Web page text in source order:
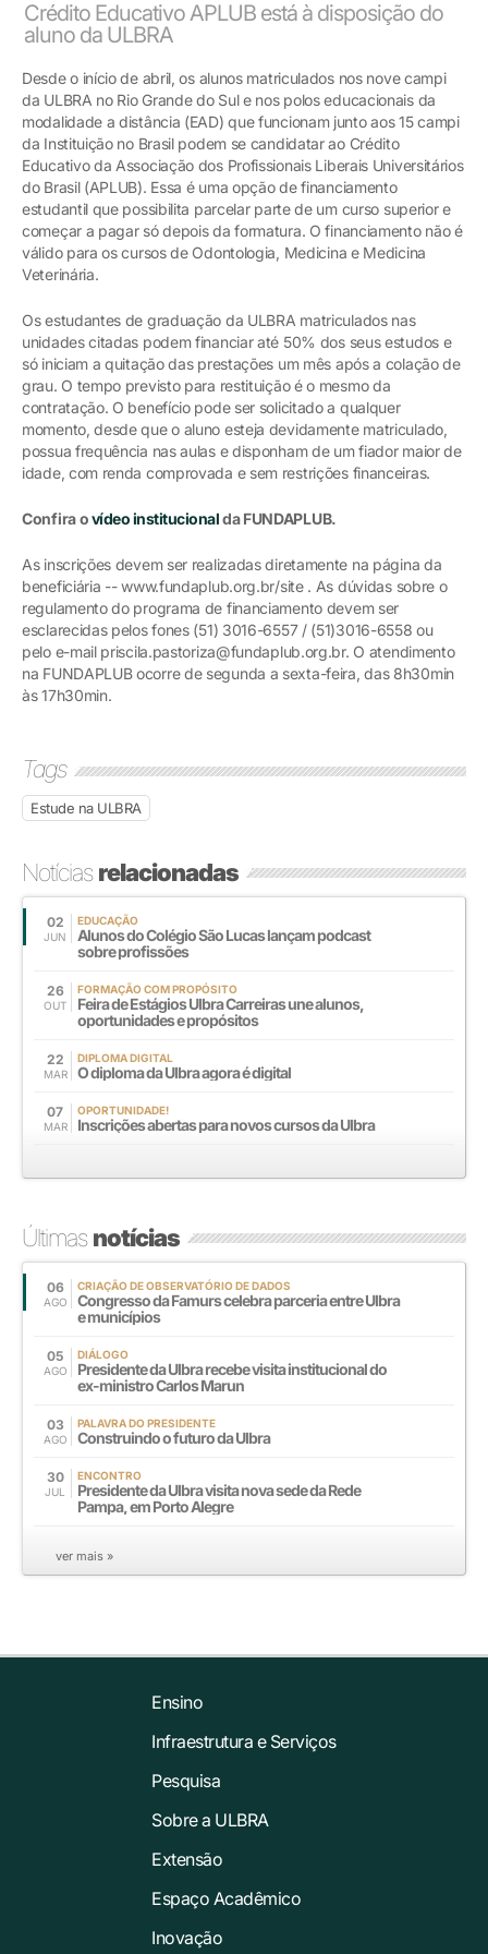
Crédito Educativo APLUB está à disposição do
aluno da ULBRA
Desde o início de abril, os alunos matriculados nos nove campi
da ULBRA no Rio Grande do Sul e nos polos educacionais da
modalidade a distância (EAD) que funcionam junto aos 15 campi
da Instituição no Brasil podem se candidatar ao Crédito
Educativo da Associação dos Profissionais Liberais Universitários
do Brasil (APLUB). Essa é uma opção de financiamento
estudantil que possibilita parcelar parte de um curso superior e
começar a pagar só depois da formatura. O financiamento não é
válido para os cursos de Odontologia, Medicina e Medicina
Veterinária.
Os estudantes de graduação da ULBRA matriculados nas
unidades citadas podem financiar até 50% dos seus estudos e
só iniciam a quitação das prestações um mês após a colação de
grau. O tempo previsto para restituição é o mesmo da
contratação. O benefício pode ser solicitado a qualquer
momento, desde que o aluno esteja devidamente matriculado,
possua frequência nas aulas e disponham de um fiador maior de
idade, com renda comprovada e sem restrições financeiras.
Confira ovídeo institucionalda FUNDAPLUB.
As inscrições devem ser realizadas diretamente na página da
beneficiária -- www.fundaplub.org.br/site . As dúvidas sobre o
regulamento do programa de financiamento devem ser
esclarecidas pelos fones (51) 3016-6557 / (51)3016-6558 ou
pelo e-mail priscila.pastoriza@fundaplub.org.br. O atendimento
na FUNDAPLUB ocorre de segunda a sexta-feira, das 8h30min
às 17h30min.
Tags
Estude na ULBRA
Notíciasrelacionadas
02
JUN
EDUCAÇÃO
Alunos do Colégio São Lucas lançam podcast
sobre profissões
26
OUT
FORMAÇÃO COM PROPÓSITO
Feira de Estágios Ulbra Carreiras une alunos,
oportunidades e propósitos
22
MAR
DIPLOMA DIGITAL
O diploma da Ulbra agora é digital
07
MAR
OPORTUNIDADE!
Inscrições abertas para novos cursos da Ulbra
Últimasnotícias
06
AGO
CRIAÇÃO DE OBSERVATÓRIO DE DADOS
Congresso da Famurs celebra parceria entre Ulbra
e municípios
05
AGO
DIÁLOGO
Presidente da Ulbra recebe visita institucional do
ex-ministro Carlos Marun
03
AGO
PALAVRA DO PRESIDENTE
Construindo o futuro da Ulbra
30
JUL
ENCONTRO
Presidente da Ulbra visita nova sede da Rede
Pampa, em Porto Alegre
ver mais »
Ensino
Infraestrutura e Serviços
Pesquisa
Sobre a ULBRA
Extensão
Espaço Acadêmico
Inovação